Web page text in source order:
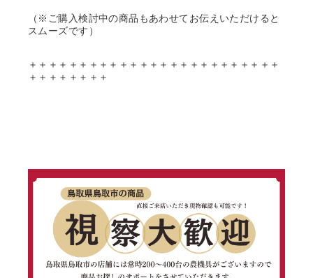
（※ご購入検討中の商品もあわせてお伝えいただけると
スムーズです）
＋＋＋＋＋＋＋＋＋＋＋＋＋＋＋＋＋＋＋＋＋＋＋＋＋
＋＋＋＋＋＋＋＋